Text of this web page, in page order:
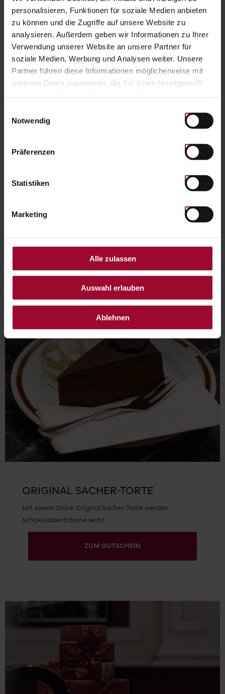
personalisieren, Funktionen für soziale Medien anbieten
zu können und die Zugriffe auf unsere Website zu
analysieren. Außerdem geben wir Informationen zu Ihrer
Verwendung unserer Website an unsere Partner für
soziale Medien, Werbung und Analysen weiter. Unsere
Partner führen diese Informationen möglicherweise mit
weiteren Daten zusammen, die Sie ihnen bereitgestellt
unsererDatenschutzerklärung
Notwendig
Präferenzen
Statistiken
Marketing
Alle zulassen
Auswahl erlauben
Ablehnen
Romantisches 4-Gangmenü mit Weinbegleitung und
einem Glas Sacher Cuvée zur Einstimmung.
ZUM GUTSCHEIN
ORIGINAL SACHER-TORTE
Mit einem Stück Original Sacher-Torte werden
Schokoladenträume wahr.
ZUM GUTSCHEIN